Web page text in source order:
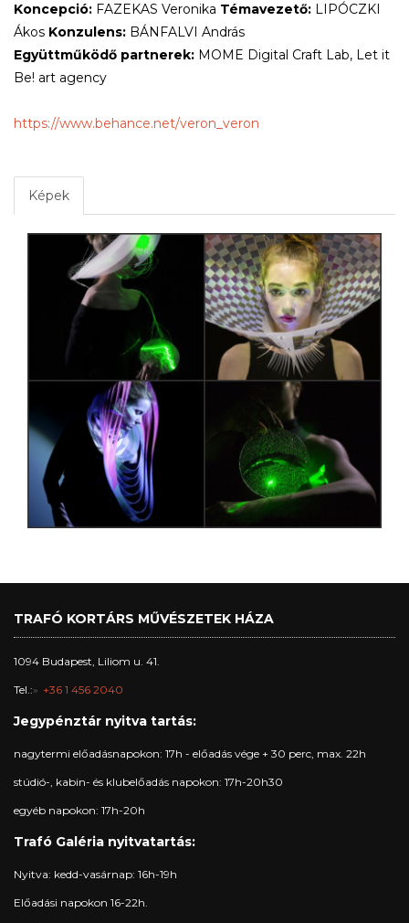
Koncepció: FAZEKAS Veronika Témavezető: LIPÓCZKI
Ákos Konzulens: BÁNFALVI András
Együttműködő partnerek: MOME Digital Craft Lab, Let it
Be! art agency
https://www.behance.net/veron_veron
Képek
TRAFÓ KORTÁRS MŰVÉSZETEK HÁZA
1094 Budapest, Liliom u. 41.
Tel.: +36 1 456 2040
Jegypénztár nyitva tartás:
nagytermi előadásnapokon: 17h - előadás vége + 30 perc, max. 22h
stúdió-, kabin- és klubelőadás napokon: 17h-20h30
egyéb napokon: 17h-20h
Trafó Galéria nyitvatartás:
Nyitva: kedd-vasárnap: 16h-19h
Előadási napokon 16-22h.